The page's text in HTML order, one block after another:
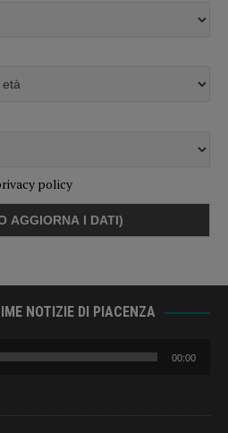
policy
NOTIZIE DI PIACENZA
00:00